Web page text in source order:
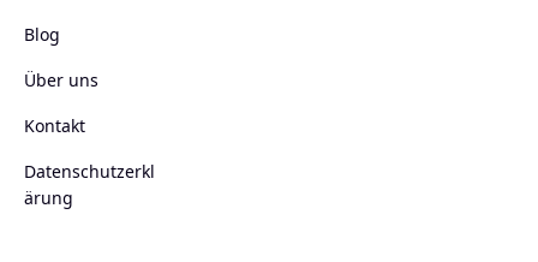
Blog
Über uns
Kontakt
Datenschutzerkl
ärung